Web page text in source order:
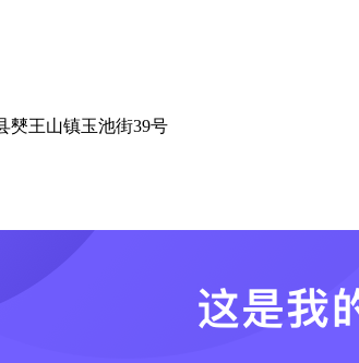
僰王山镇玉池街39号